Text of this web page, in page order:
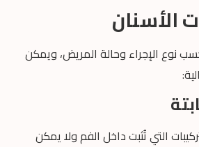
الأسنان
حسب نوع الإجراء وحالة المريض، ويمكن
التي تُثبت داخل الفم ولا يمكن